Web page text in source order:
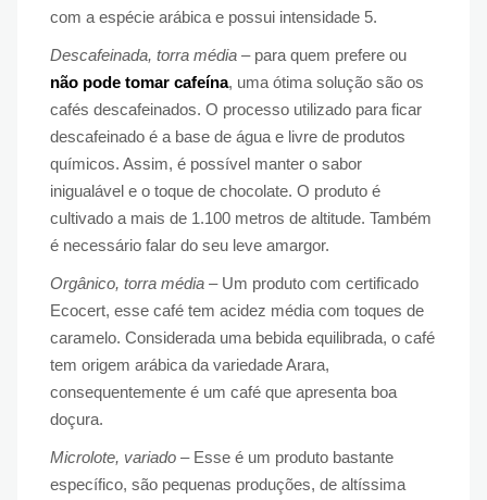
com a espécie arábica e possui intensidade 5.
Descafeinada, torra média – para quem prefere ou
não pode tomar cafeína, uma ótima solução são os
cafés descafeinados. O processo utilizado para ficar
descafeinado é a base de água e livre de produtos
químicos. Assim, é possível manter o sabor
inigualável e o toque de chocolate. O produto é
cultivado a mais de 1.100 metros de altitude. Também
é necessário falar do seu leve amargor.
Orgânico, torra média – Um produto com certificado
Ecocert, esse café tem acidez média com toques de
caramelo. Considerada uma bebida equilibrada, o café
tem origem arábica da variedade Arara,
consequentemente é um café que apresenta boa
doçura.
Microlote, variado – Esse é um produto bastante
específico, são pequenas produções, de altíssima